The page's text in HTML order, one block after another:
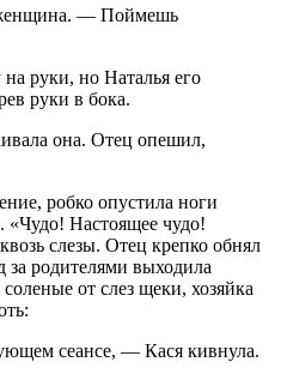
— Поймешь
руки, но Наталья его
руки в бока.
она. Отец опешил,
робко опустила ноги
«Чудо! Настоящее чудо!
слезы. Отец крепко обнял
за родителями выходила
от слез щеки, хозяйка
сеансе, — Кася кивнула.